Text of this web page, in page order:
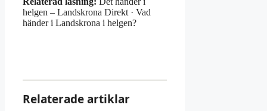
helgen – Landskrona Direkt · Vad
händer i Landskrona i helgen?
Relaterade artiklar